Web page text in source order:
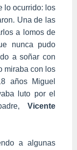
lo ocurrido: los
Una de las
a lomos de
nunca pudo
a soñar con
miraba con los
años Miguel
luto por el
Vicente
a algunas